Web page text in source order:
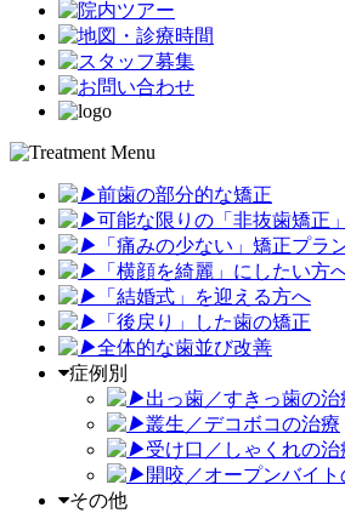
前歯の部分的な矯正
可能な限りの「非抜歯矯正 」
「 痛みの少ない」矯正プラ
「 横顔を綺麗」にしたい方
「 結婚式」を迎える方へ
「 後戻り」した歯の矯正
全体的な歯並び改善
症例別
出っ歯／すきっ歯の治
叢生／デコボコの治療
受け口／しゃくれの治
開咬／オープンバイト
その他